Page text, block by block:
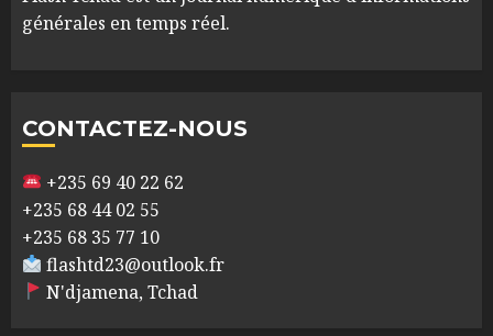
générales en temps réel.
CONTACTEZ-NOUS
+235 69 40 22 62
+235 68 44 02 55
+235 68 35 77 10
flashtd23@outlook.fr
N'djamena, Tchad